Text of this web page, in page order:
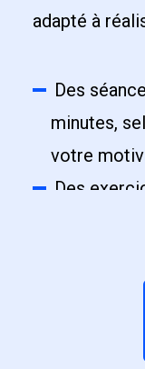
adapté à
Des
minutes,
votre
Des
du galbe
arrière et
Un